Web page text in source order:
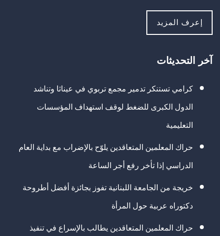
إعرف المزيد
آخر التحديثات
كرامي تستنكر تدمير مجمع تربوي في عيناثا وتناشد
الدول الكبرى للضغط لوقف استهداف المؤسسات
التعليمية
حراك المعلمين المتعاقدين يلوّح بالإضراب مع بداية العام
الدراسي إذا تأخر رفع أجر الساعة
خريجة من الجامعة اللبنانية تفوز بجائزة أفضل أطروحة
دكتوراه عربية حول المرأة
حراك المعلمين المتعاقدين يطالب بالإسراع في تنفيذ